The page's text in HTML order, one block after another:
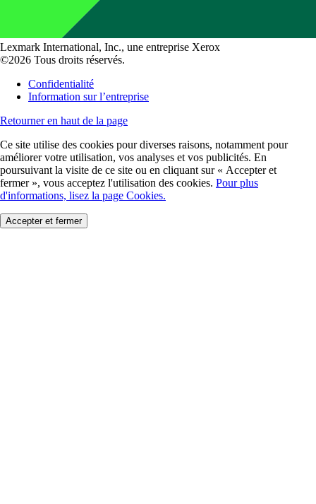
Lexmark International, Inc., une entreprise Xerox
©2026 Tous droits réservés.
Confidentialité
Information sur l’entreprise
Retourner en haut de la page
Ce site utilise des cookies pour diverses raisons, notamment pour
améliorer votre utilisation, vos analyses et vos publicités. En
poursuivant la visite de ce site ou en cliquant sur « Accepter et
fermer », vous acceptez l'utilisation des cookies. Pour plus
d'informations, lisez la page Cookies.
Accepter et fermer